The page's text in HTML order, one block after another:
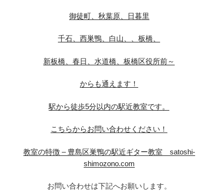
御徒町、秋葉原、日暮里
千石、西巣鴨、白山、、板橋、
新板橋、春日、水道橋、板橋区役所前～
からも通えます！
駅から徒歩5分以内の駅近教室です。
こちらからお問い合わせください！
教室の特徴 – 豊島区巣鴨の駅近ギター教室 satoshi-
shimozono.com
お問い合わせは下記へお願いします。